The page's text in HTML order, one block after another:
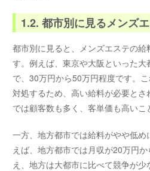
1.2. 都市別に見るメンズ
都市別に見ると、メンズエステの給
す。例えば、東京や大阪といった
で、30万円から50万円程度です。
対処するため、高い給料が必要と
では顧客数も多く、客単価も高いこ
一方、地方都市では給料がやや低
えば、地方都市では月収が20万円
え、地方は大都市に比べて競争が